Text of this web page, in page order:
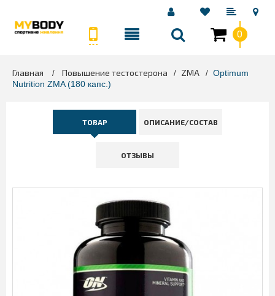
0
Главная > Повышение тестостерона > ZMA > Optimum
Nutrition ZMA (180 капс.)
ТОВАР ОПИСАНИЕ/СОСТАВ
ОТЗЫВЫ